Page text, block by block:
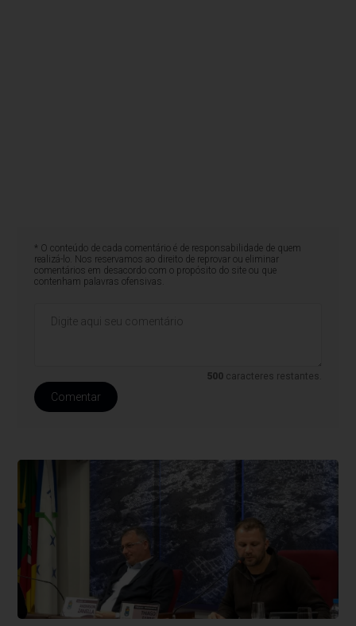
* O conteúdo de cada comentário é de responsabilidade de quem
realizá-lo. Nos reservamos ao direito de reprovar ou eliminar
comentários em desacordo com o propósito do site ou que
contenham palavras ofensivas.
500 caracteres restantes.
Comentar